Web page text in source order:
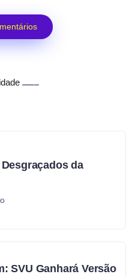
da
SVU Ganhará Versão